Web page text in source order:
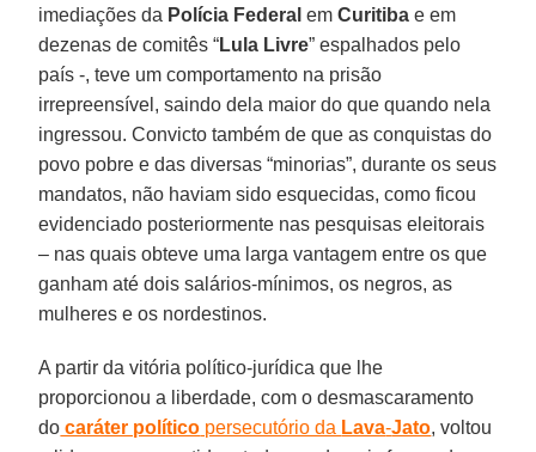
imediações da Polícia Federal emCuritiba e em
dezenas de comitês “Lula Livre” espalhados pelo
país -, teve um comportamento na prisão
irrepreensível, saindo dela maior do que quando nela
ingressou. Convicto também de que as conquistas do
povo pobre e das diversas “minorias”, durante os seus
mandatos, não haviam sido esquecidas, como ficou
evidenciado posteriormente nas pesquisas eleitorais
– nas quais obteve uma larga vantagem entre os que
ganham até dois salários-mínimos, os negros, as
mulheres e os nordestinos.
A partir da vitória político-jurídica que lhe
proporcionou a liberdade, com o desmascaramento
do caráter político persecutório da Lava-Jato, voltou